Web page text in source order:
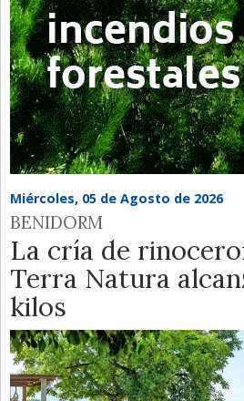
Miércoles, 05 de Agosto de 2026
BENIDORM
La cría de
Terra Natura
kilos